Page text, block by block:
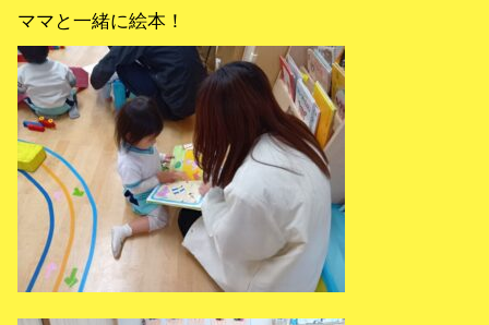
ママと一緒に絵本！